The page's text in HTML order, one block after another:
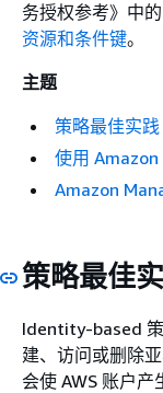
务授权参考》 中的
资源和条件键。
主题
策略最佳实践
使用
Amazon
策略最佳
Identity-based
建、访问或删除
会使 AWS 账户